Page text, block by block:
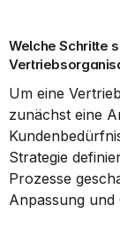
Welche Schritte
Um eine
zunächst eine
Strategie
Prozesse
Anpassung und